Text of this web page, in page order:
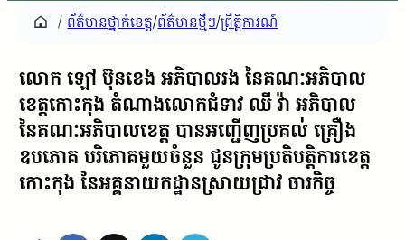
/ ព័ត៌មានថ្នាក់ខេត្ត/ព័ត៌មានថ្មីៗ/ព្រឹត្តិការណ៍
លោក ឡៅ ប៊ុនខេង អភិបាលរង នៃគណៈអភិបាល
ខេត្តកោះកុង តំណាងលោកជំទាវ ឈី វ៉ា អភិបាល
នៃគណៈអភិបាលខេត្ត បានអញ្ជើញប្រគល់ គ្រឿង
ឧបភោគ បរិភោគមួយចំនួន ជូនក្រុមប្រតិបត្តិការខេត្ត
កោះកុង នៃអគ្គនាយកដ្ឋានស្រាយជ្រាវ ចារកិច្ច